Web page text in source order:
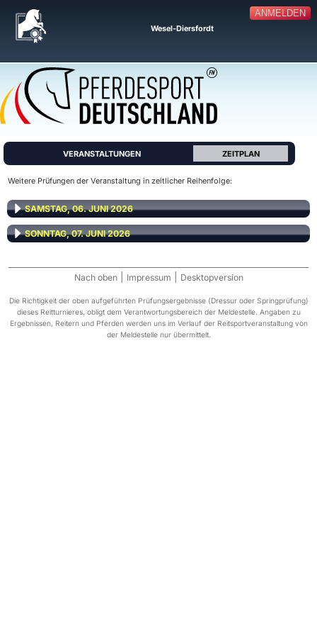
ANMELDEN
Wesel-Diersfordt
VERANSTALTUNGEN ZEITPLAN
Weitere Prüfungen der Veranstaltung in zeitlicher Reihenfolge:
SAMSTAG, 06. JUNI 2026
SONNTAG, 07. JUNI 2026
Nach oben Impressum Desktopversion
Die Richtigkeit der oben aufgeführten Prüfungsergebnisse (Dressur oder Springprüfung)
dieses Reitturnieres, obligt dem Verantwortungsbereich der Meldestelle. Angaben zu
Ergebnissen, Reitern und Pferden werden uns im Verlauf der Reitsportveranstaltung von
der Meldestelle nur übermittelt.